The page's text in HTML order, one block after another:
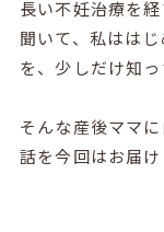
長い不妊治療を
聞いて、私はは
を、少しだけ知っ
そんな産後ママ
話を今回はお届け